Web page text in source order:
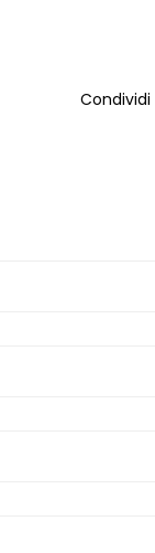
Condividi